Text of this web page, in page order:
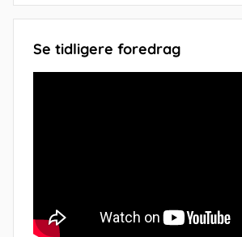
Se tidligere foredrag